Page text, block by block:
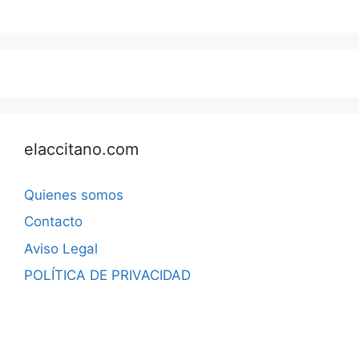
elaccitano.com
Quienes somos
Contacto
Aviso Legal
POLÍTICA DE PRIVACIDAD